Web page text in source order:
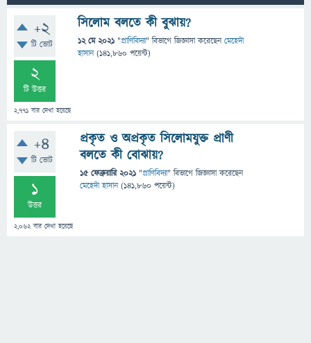
+2
টি ভোট
2
টি উত্তর
2,771 বার দেখা হয়েছে
সিলোম বলতে কী বুঝায়?
12 মে 2021 "প্রাণিবিদ্যা" বিভাগে জিজ্ঞাসাকরেছেনমেহেদী
হাসান (141,860 পয়েন্ট)
+4
টি ভোট
1
উত্তর
2,062বার দেখা হয়েছে
প্রকৃত ও অপ্রকৃত সিলােমযুক্ত প্রাণী
বলতে কী বোঝায়?
15 ফেব্রুয়ারি 2021 "প্রাণিবিদ্যা" বিভাগে জিজ্ঞাসাকরেছেন
মেহেদী হাসান (141,860 পয়েন্ট)